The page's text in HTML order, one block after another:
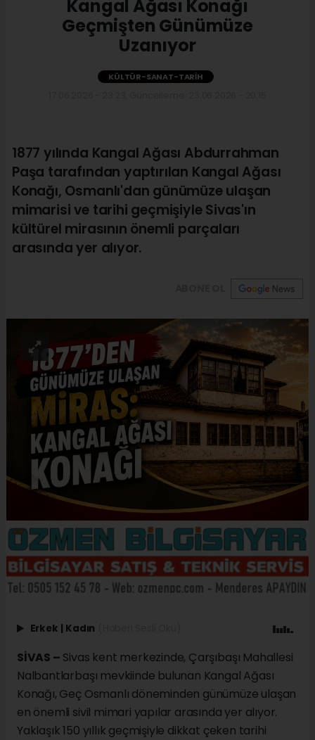
Kangal Ağası Konağı
Geçmişten Günümüze
Uzanıyor
KÜLTÜR-SANAT-TARIH
1877 yılında Kangal Ağası Abdurrahman
Paşa tarafından yaptırılan Kangal Ağası
Konağı, Osmanlı'dan günümüze ulaşan
mimarisi ve tarihi geçmişiyle Sivas'ın
kültürel mirasının önemli parçaları
arasında yer alıyor.
Erkek Kadın
SİVAS – Sivas kent merkezinde, Çarşıbaşı Mahallesi
Nalbantlarbaşı mevkiinde bulunan Kangal Ağası
Konağı, Geç Osmanlı döneminden günümüze ulaşan
en önemli sivil mimari yapılar arasında yer alıyor.
Yaklaşık 150 yıllık geçmişiyle dikkat çeken tarihi